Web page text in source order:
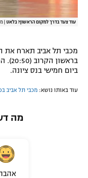
עוד צעד בדרך למקום הראשון? בלאט
מכבי תל אביב תארח את
ביום חמישי בנס ציונה.
עוד באותו נושא: מכבי תל אביב
מה